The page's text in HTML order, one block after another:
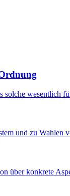
solche
und zu
über konkrete